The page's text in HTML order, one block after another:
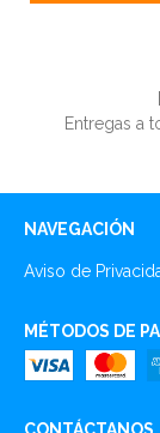
Entregas a
NAVEGACIÓN
Aviso de
MÉTODOS DE